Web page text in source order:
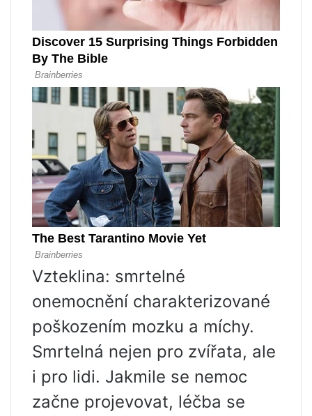
Vzteklina: smrtelné
onemocnění charakterizované
poškozením mozku a míchy.
Smrtelná nejen pro zvířata, ale
i pro lidi. Jakmile se nemoc
začne projevovat, léčba se